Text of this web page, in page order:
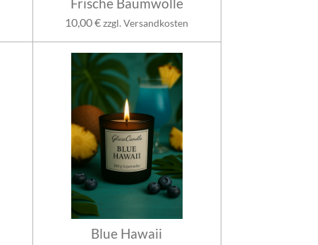
10,00 €zzgl. Versandkosten
Blue Hawaii